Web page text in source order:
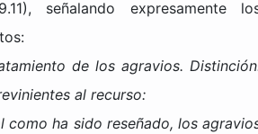
señalando expresamente
de los agravios.
al recurso:
como ha sido reseñado, los